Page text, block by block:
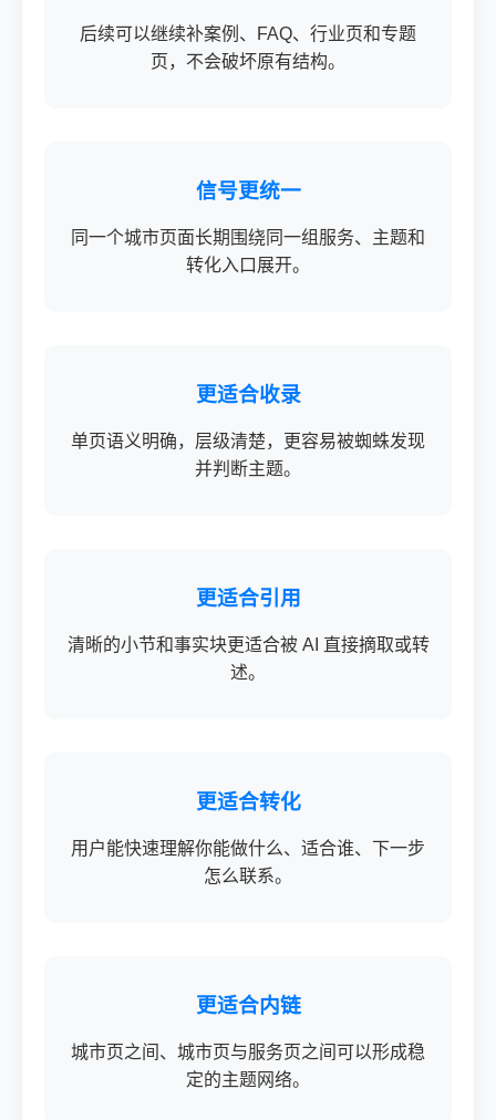
后续可以继续补案例、FAQ、行业页和专题
页，不会破坏原有结构。
信号更统一
同一个城市页面长期围绕同一组服务、主题和
转化入口展开。
更适合收录
单页语义明确，层级清楚，更容易被蜘蛛发现
并判断主题。
更适合引用
清晰的小节和事实块更适合被 AI 直接摘取或转
述。
更适合转化
用户能快速理解你能做什么、适合谁、下一步
怎么联系。
更适合内链
城市页之间、城市页与服务页之间可以形成稳
定的主题网络。